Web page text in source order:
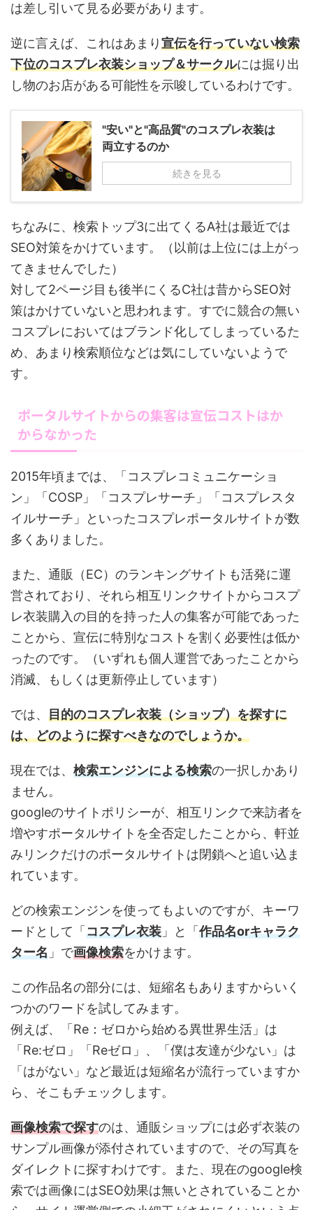
は差し引いて見る必要があります。
逆に言えば、これはあまり宣伝を行っていない検索
下位のコスプレ衣装ショップ＆サークルには掘り出
し物のお店がある可能性を示唆しているわけです。
"安い"と"高品質"のコスプレ衣装は
両立するのか​
続きを見る
ちなみに、検索トップ3に出てくるA社は最近では
SEO対策をかけています。（以前は上位には上がっ
てきませんでした）
対して2ページ目も後半にくるC社は昔からSEO対
策はかけていないと思われます。すでに競合の無い
コスプレにおいてはブランド化してしまっているた
め、あまり検索順位などは気にしていないようで
す。
ポータルサイトからの集客は宣伝コストはか
からなかった
2015年頃までは、「コスプレコミュニケーショ
ン」「COSP」「コスプレサーチ」「コスプレスタ
イルサーチ」といったコスプレポータルサイトが数
多くありました。
また、通販（EC）のランキングサイトも活発に運
営されており、それら相互リンクサイトからコスプ
レ衣装購入の目的を持った人の集客が可能であった
ことから、宣伝に特別なコストを割く必要性は低か
ったのです。（いずれも個人運営であったことから
消滅、もしくは更新停止しています）
では、 目的のコスプレ衣装（ショップ）を探すに
は、どのように探すべきなのでしょうか。
現在では、 検索エンジンによる検索の一択しかあり
ません。
googleのサイトポリシーが、相互リンクで来訪者を
増やすポータルサイトを全否定したことから、軒並
みリンクだけのポータルサイトは閉鎖へと追い込ま
れています。
どの検索エンジンを使ってもよいのですが、キーワ
ードとして「 コスプレ衣装 」と「 作品名orキャラク
ター名 」で画像検索をかけます。
この作品名の部分には、短縮名もありますからいく
つかのワードを試してみます。
例えば、「Re：ゼロから始める異世界生活」は
「Re:ゼロ」「Reゼロ」、「僕は友達が少ない」は
「はがない」など最近は短縮名が流行っていますか
ら、そこもチェックします。
画像検索で探すのは、通販ショップには必ず衣装の
サンプル画像が添付されていますので、その写真を
ダイレクトに探すわけです。また、現在のgoogle検
索では画像にはSEO効果は無いとされていることか